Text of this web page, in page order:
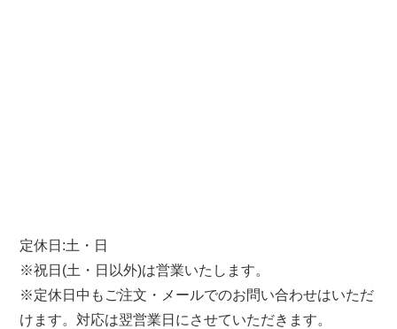
定休日:土・日
※祝日(土・日以外)は営業いたします。
※定休日中もご注文・メールでのお問い合わせはいただ
けます。対応は翌営業日にさせていただきます。